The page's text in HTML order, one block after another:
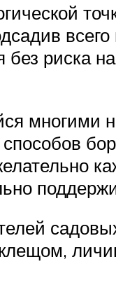
всего
риска
многими